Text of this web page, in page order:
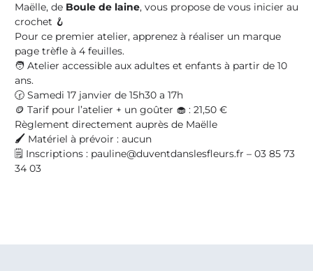
Maëlle, de Boule de laine, vous propose de vous inicier au
crochet 🪝
Pour ce premier atelier, apprenez à réaliser un marque
page trèfle à 4 feuilles.
🧑 Atelier accessible aux adultes et enfants à partir de 10
ans.
🕝 Samedi 17 janvier de 15h30 a 17h
🪙 Tarif pour l’atelier + un goûter 🧁 : 21,50 €
Règlement directement auprès de Maëlle
🖌️ Matériel à prévoir : aucun
🗒️ Inscriptions : pauline@duventdanslesfleurs.fr – 03 85 73
34 03